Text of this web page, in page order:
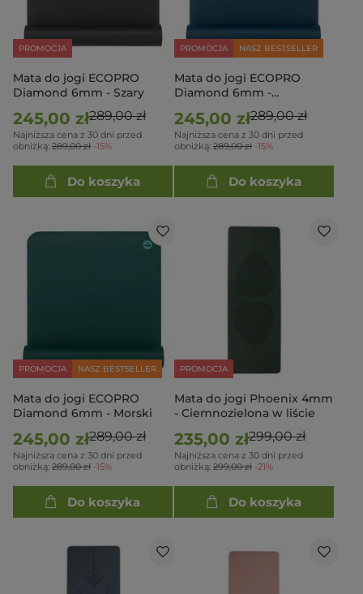
PROMOCJA
Mata do jogi ECOPRO
Diamond 6mm - Szary
245,00 zł289,00 zł
Najniższa cena z 30 dni przed
obniżką: 289,00 zł -15%
Do koszyka
PROMOCJA NASZ BESTSELLER
Mata do jogi ECOPRO
Diamond 6mm -
245,00 zł289,00 zł
Najniższa cena z 30 dni przed
obniżką: 289,00 zł -15%
Do koszyka
PROMOCJA NASZ BESTSELLER
Mata do jogi ECOPRO
Diamond 6mm - Morski
245,00 zł289,00 zł
Najniższa cena z 30 dni przed
obniżką: 289,00 zł -15%
Do koszyka
PROMOCJA
Mata do jogi Phoenix 4mm
- Ciemnozielona w liście
235,00 zł299,00 zł
Najniższa cena z 30 dni przed
obniżką: 299,00 zł -21%
Do koszyka